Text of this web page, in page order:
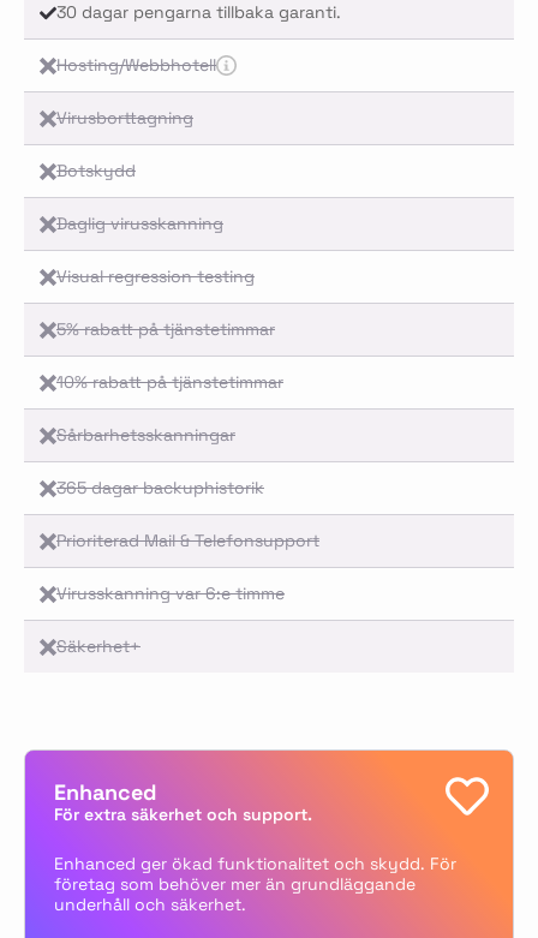
30 dagar pengarna tillbaka garanti.
Hosting/Webbhotell
Virusborttagning
Botskydd
Daglig virusskanning
Visual regression testing
5% rabatt på tjänstetimmar
10% rabatt på tjänstetimmar
Sårbarhetsskanningar
365 dagar backuphistorik
Prioriterad Mail & Telefonsupport
Virusskanning var 6:e timme
Säkerhet+
Enhanced
För extra säkerhet och support.
Enhanced ger ökad funktionalitet och skydd. För
företag som behöver mer än grundläggande
underhåll och säkerhet.